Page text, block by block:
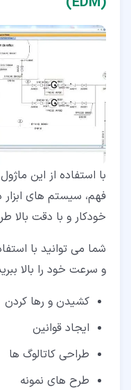
با استفاده از این
فهم، سیستم های
خودکار و با دقت بالا
و سرعت خود را بالا
کشیدن و رها کردن
ایجاد قوانین
طراحی کاتالوگ ها
طرح های نمونه